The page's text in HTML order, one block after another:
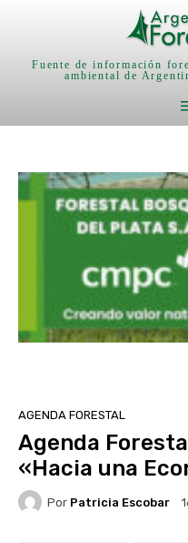
Fuente de información
ambiental de
AGENDA FORESTAL
Agenda
«Hacia una
Por Patricia Escobar